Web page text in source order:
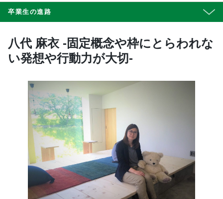
卒業生の進路
八代 麻衣 -固定概念や枠にとらわれな
い発想や行動力が大切-